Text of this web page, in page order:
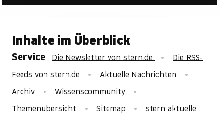
Inhalte im Überblick
Service Die Newsletter von stern.de
Die RSS-
Feeds von stern.de
Aktuelle Nachrichten
Archiv
Wissenscommunity
Themenübersicht
Sitemap
stern aktuelle